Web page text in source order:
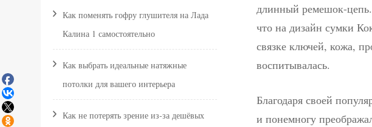
длинный ремешок-
что на дизайн сумки
связке ключей, кожа,
воспитывалась.
Благодаря своей
и понемногу
Как поменять гофру глушителя на Лада
Калина 1 самостоятельно
Как выбрать идеальные натяжные
потолки для вашего интерьера
Как не потерять зрение из‑за дешёвых